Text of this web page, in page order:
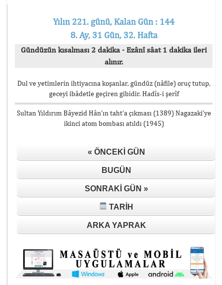
Yılın 221. günü, Kalan Gün : 144
8. Ay, 31 Gün, 32. Hafta
Gündüzün kısalması 2 dakika - Ezânî sâat 1 dakika ileri
alınır.
Dul ve yetimlerin ihtiyacına koşanlar, gündüz (nâfile) oruç tutup,
geceyi ibâdetle geçiren gibidir. Hadîs-i şerîf
Sultan Yıldırım Bâyezid Hân’ın taht’a çıkması (1389) Nagazaki’ye
ikinci atom bombası atıldı (1945)
« ÖNCEKI GÜN
BUGÜN
SONRAKI GÜN »
TARIH
ARKA YAPRAK